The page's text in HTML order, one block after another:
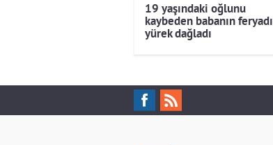
19 yaşındaki oğlunu
kaybeden babanın feryadı
yürek dağladı